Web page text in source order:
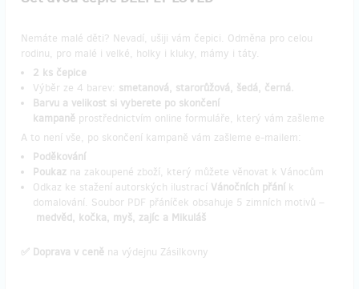
Nemáte malé děti? Nevadí, ušiji vám čepici. Odměna pro celou
rodinu, pro malé i velké, holky i kluky, mámy i táty.
2 ks čepice
Výběr ze 4 barev: smetanová, starorůžová, šedá, černá.
Barvu a velikost si vyberete po skončení
kampaně prostřednictvím online formuláře, který vám zašleme
A to není vše, po skončení kampaně vám zašleme e-mailem:
Poděkování
Poukaz na zakoupené zboží, který můžete věnovat k Vánocům
Odkaz ke stažení autorských ilustrací Vánočních přání k
domalování. Soubor PDF přáníček obsahuje 5 zimních motivů –
medvěd, kočka, myš, zajíc a Mikuláš
✅ Doprava v ceně na výdejnu Zásilkovny